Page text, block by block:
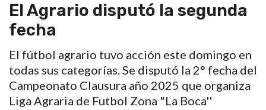
El Agrario disputó la segunda
fecha
El fútbol agrario tuvo acción este domingo en
todas sus categorías. Se disputó la 2° fecha del
Campeonato Clausura año 2025 que organiza
Liga Agraria de Futbol Zona "La Boca''